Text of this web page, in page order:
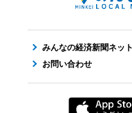
みんなの経済新聞ネッ
お問い合わせ